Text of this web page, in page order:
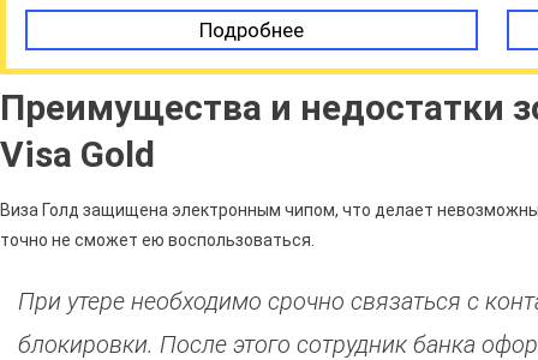
Подробнее
Преимущества и недостатки
Visa Gold
Виза Голд защищена электронным чипом, что делает
точно не сможет ею воспользоваться.
При утере необходимо срочно связаться с
блокировки. После этого сотрудник банка